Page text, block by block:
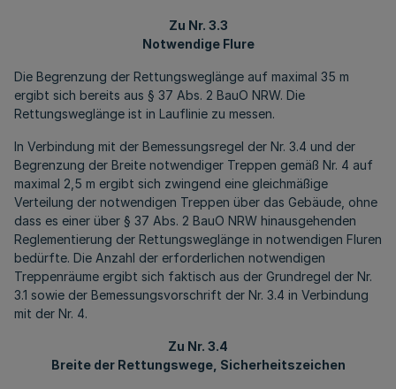
Zu Nr. 3.3
Notwendige Flure
Die Begrenzung der Rettungsweglänge auf maximal 35 m
ergibt sich bereits aus § 37 Abs. 2 BauO NRW. Die
Rettungsweglänge ist in Lauflinie zu messen.
In Verbindung mit der Bemessungsregel der Nr. 3.4 und der
Begrenzung der Breite notwendiger Treppen gemäß Nr. 4 auf
maximal 2,5 m ergibt sich zwingend eine gleichmäßige
Verteilung der notwendigen Treppen über das Gebäude, ohne
dass es einer über § 37 Abs. 2 BauO NRW hinausgehenden
Reglementierung der Rettungsweglänge in notwendigen Fluren
bedürfte. Die Anzahl der erforderlichen notwendigen
Treppenräume ergibt sich faktisch aus der Grundregel der Nr.
3.1 sowie der Bemessungsvorschrift der Nr. 3.4 in Verbindung
mit der Nr. 4.
Zu Nr. 3.4
Breite der Rettungswege, Sicherheitszeichen